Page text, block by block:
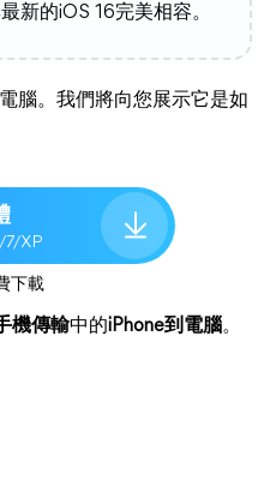
新的iOS 16完美相容。
腦。我們將向您展示它是如
7/XP
下載
機傳輸中的iPhone到電腦。